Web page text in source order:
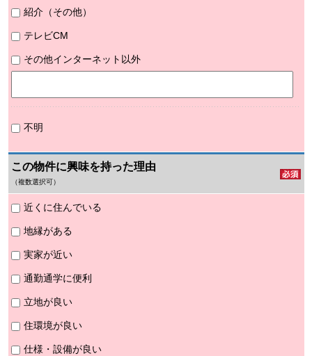
紹介（その他）
テレビCM
その他インターネット以外
不明
この物件に興味を持った理由
（複数選択可）
近くに住んでいる
地縁がある
実家が近い
通勤通学に便利
立地が良い
住環境が良い
仕様・設備が良い